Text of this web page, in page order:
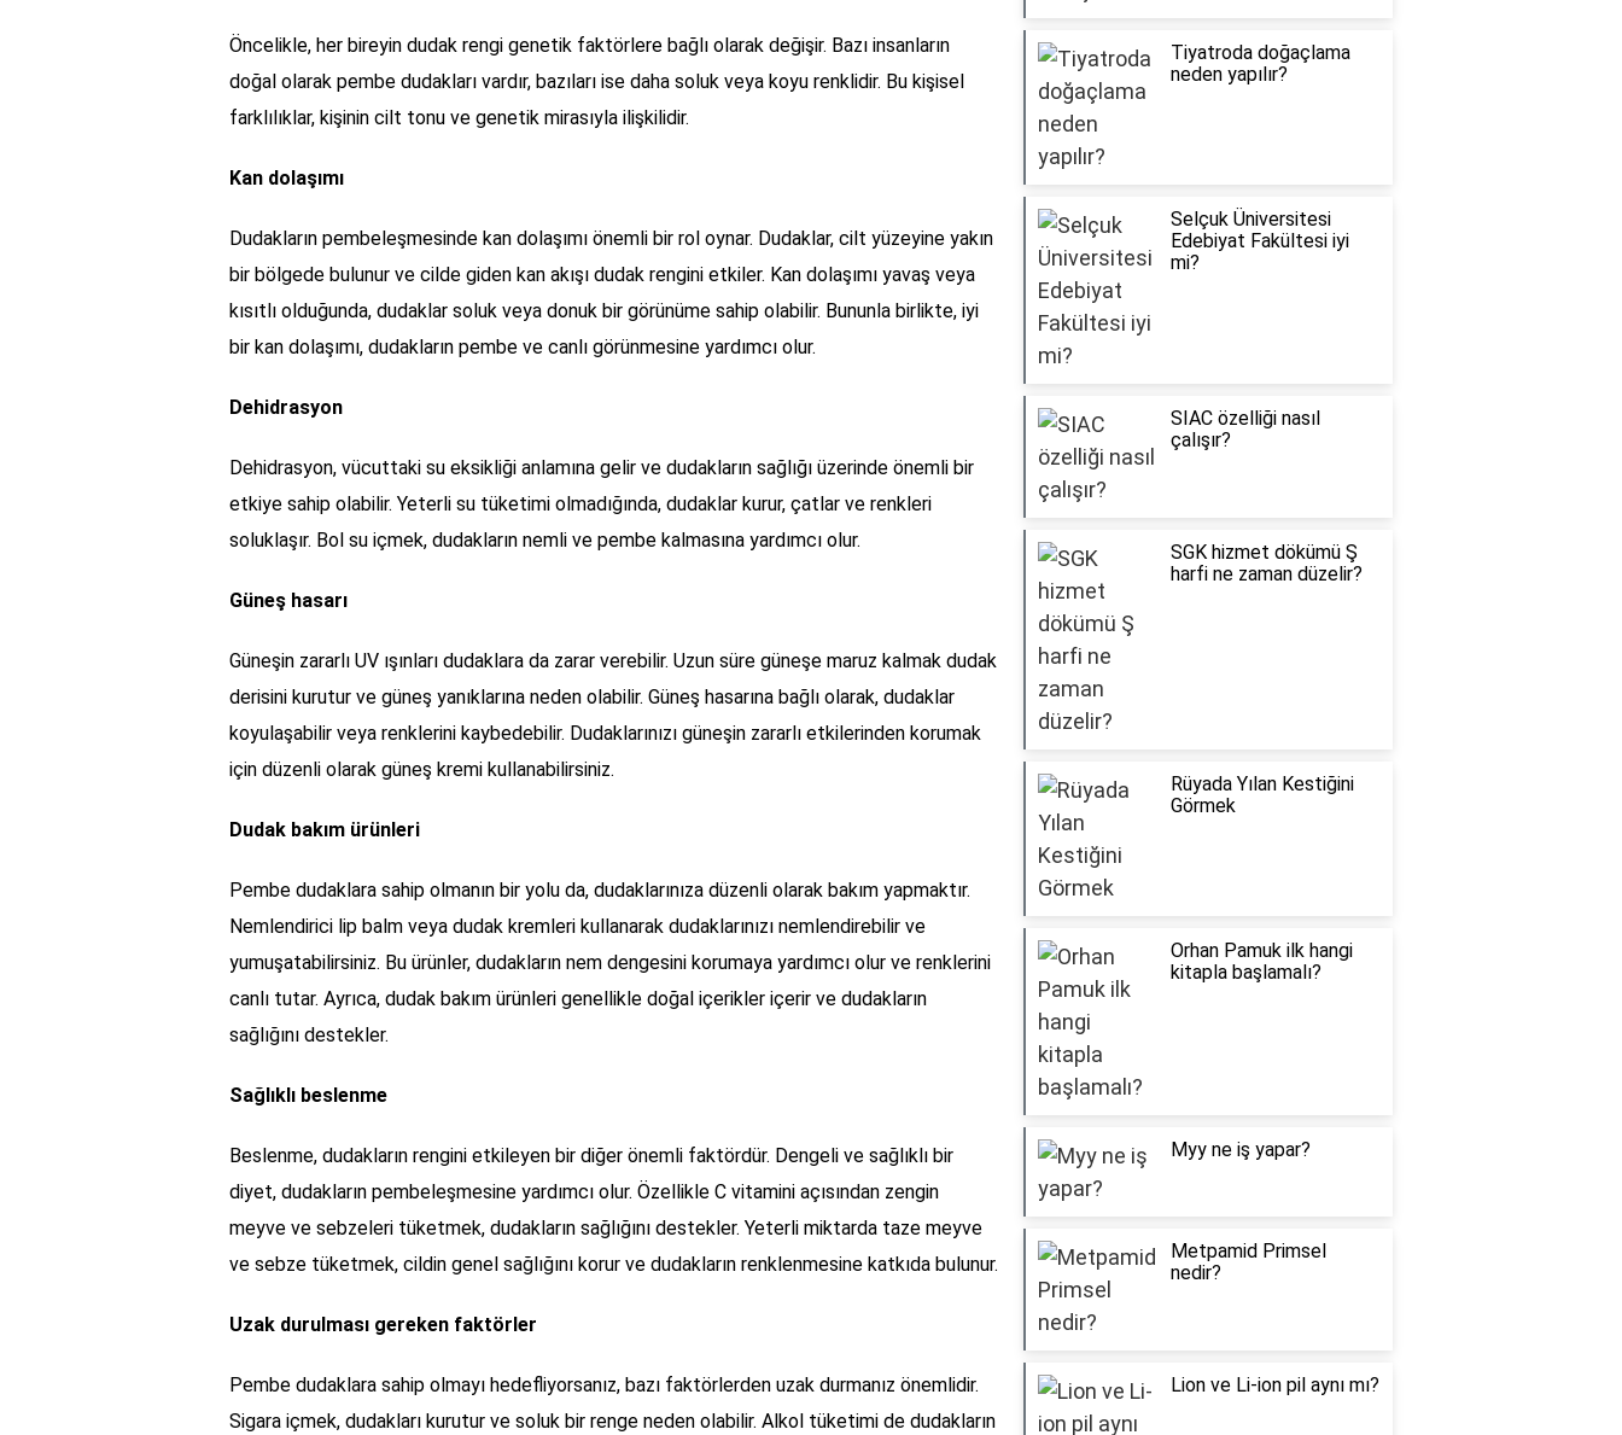
Öncelikle, her bireyin dudak rengi genetik faktörlere bağlı olarak değişir. Bazı insanların
doğal olarak pembe dudakları vardır, bazıları ise daha soluk veya koyu renklidir. Bu kişisel
farklılıklar, kişinin cilt tonu ve genetik mirasıyla ilişkilidir.
Kan dolaşımı
Dudakların pembeleşmesinde kan dolaşımı önemli bir rol oynar. Dudaklar, cilt yüzeyine yakın
bir bölgede bulunur ve cilde giden kan akışı dudak rengini etkiler. Kan dolaşımı yavaş veya
kısıtlı olduğunda, dudaklar soluk veya donuk bir görünüme sahip olabilir. Bununla birlikte, iyi
bir kan dolaşımı, dudakların pembe ve canlı görünmesine yardımcı olur.
Dehidrasyon
Dehidrasyon, vücuttaki su eksikliği anlamına gelir ve dudakların sağlığı üzerinde önemli bir
etkiye sahip olabilir. Yeterli su tüketimi olmadığında, dudaklar kurur, çatlar ve renkleri
soluklaşır. Bol su içmek, dudakların nemli ve pembe kalmasına yardımcı olur.
Güneş hasarı
Güneşin zararlı UV ışınları dudaklara da zarar verebilir. Uzun süre güneşe maruz kalmak dudak
derisini kurutur ve güneş yanıklarına neden olabilir. Güneş hasarına bağlı olarak, dudaklar
koyulaşabilir veya renklerini kaybedebilir. Dudaklarınızı güneşin zararlı etkilerinden korumak
için düzenli olarak güneş kremi kullanabilirsiniz.
Dudak bakım ürünleri
Pembe dudaklara sahip olmanın bir yolu da, dudaklarınıza düzenli olarak bakım yapmaktır.
Nemlendirici lip balm veya dudak kremleri kullanarak dudaklarınızı nemlendirebilir ve
yumuşatabilirsiniz. Bu ürünler, dudakların nem dengesini korumaya yardımcı olur ve renklerini
canlı tutar. Ayrıca, dudak bakım ürünleri genellikle doğal içerikler içerir ve dudakların
sağlığını destekler.
Sağlıklı beslenme
Beslenme, dudakların rengini etkileyen bir diğer önemli faktördür. Dengeli ve sağlıklı bir
diyet, dudakların pembeleşmesine yardımcı olur. Özellikle C vitamini açısından zengin
meyve ve sebzeleri tüketmek, dudakların sağlığını destekler. Yeterli miktarda taze meyve
ve sebze tüketmek, cildin genel sağlığını korur ve dudakların renklenmesine katkıda bulunur.
Uzak durulması gereken faktörler
Pembe dudaklara sahip olmayı hedefliyorsanız, bazı faktörlerden uzak durmanız önemlidir.
Sigara içmek, dudakları kurutur ve soluk bir renge neden olabilir. Alkol tüketimi de dudakların
Tiyatroda doğaçlama
neden yapılır?
Selçuk Üniversitesi
Edebiyat Fakültesi iyi
mi?
SIAC özelliği nasıl
çalışır?
SGK hizmet dökümü Ş
harfi ne zaman düzelir?
Rüyada Yılan Kestiğini
Görmek
Orhan Pamuk ilk hangi
kitapla başlamalı?
Myy ne iş yapar?
Metpamid Primsel
nedir?
Lion ve Li-ion pil aynı mı?